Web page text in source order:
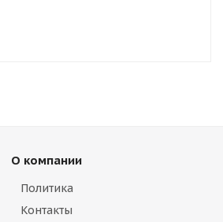
О компании
Политика
Контакты